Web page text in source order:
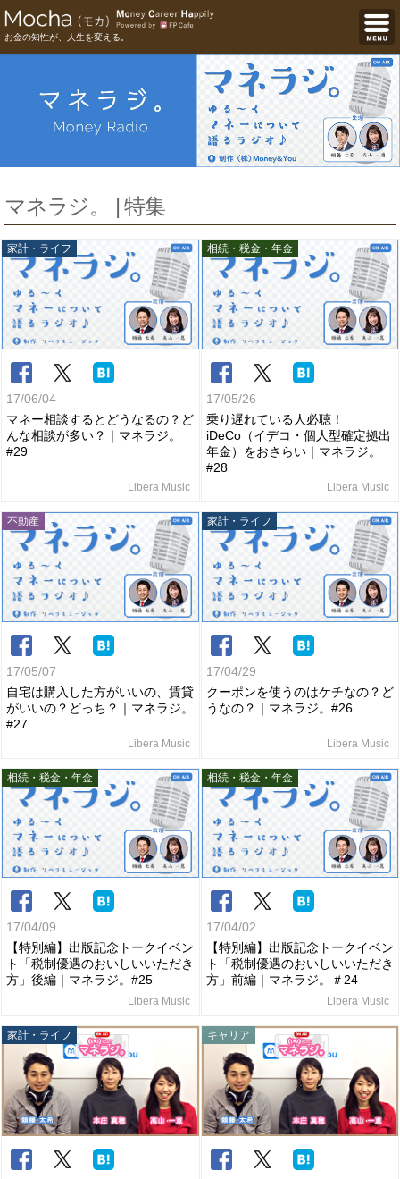
お金の知性が、人生を変える。
マネラジ。 | 特集
家計・ライフ
17/06/04
マネー相談するとどうなるの？ど
んな相談が多い？｜マネラジ。
#29
Libera Music
相続・税金・年金
17/05/26
乗り遅れている人必聴！
iDeCo（イデコ・個人型確定拠出
年金）をおさらい｜マネラジ。
#28
Libera Music
不動産
17/05/07
自宅は購入した方がいいの、賃貸
がいいの？どっち？｜マネラジ。
#27
Libera Music
家計・ライフ
17/04/29
クーポンを使うのはケチなの？ど
うなの？｜マネラジ。#26
Libera Music
相続・税金・年金
17/04/09
【特別編】出版記念トークイベン
ト「税制優遇のおいしいいただき
方」後編｜マネラジ。#25
Libera Music
相続・税金・年金
17/04/02
【特別編】出版記念トークイベン
ト「税制優遇のおいしいいただき
方」前編｜マネラジ。＃24
Libera Music
家計・ライフ キャリア